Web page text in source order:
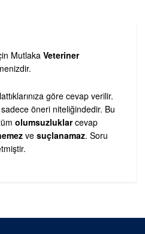
Mutlaka Veteriner
göre cevap verilir.
öneri niteliğindedir. Bu
olumsuzluklarcevap
ve suçlanamaz. Soru